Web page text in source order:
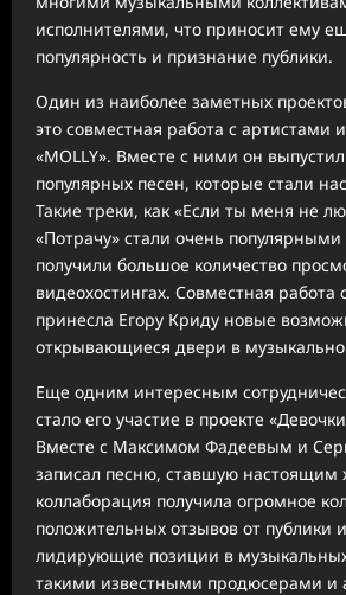
исполнителями, что приносит ему
популярность и признание публики.
Один из наиболее заметных
это совместная работа с артистами
«MOLLY». Вместе с ними он
популярных песен, которые стали
Такие треки, как «Если ты меня не
«Потрачу» стали очень популярными
получили большое количество
видеохостингах. Совместная работа
принесла Егору Криду новые
открывающиеся двери в
Еще одним интересным
стало его участие в проекте
Вместе с Максимом Фадеевым и
записал песню, ставшую настоящим
коллаборация получила огромное
положительных отзывов от публики
лидирующие позиции в музыкальных
такими известными продюсерами и